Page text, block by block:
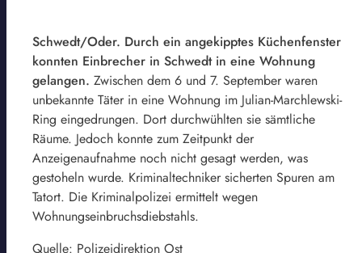
Schwedt/Oder. Durch ein angekipptes Küchenfenster
konnten Einbrecher in Schwedt in eine Wohnung
gelangen. Zwischen dem 6 und 7. September waren
unbekannte Täter in eine Wohnung im Julian-Marchlewski-
Ring eingedrungen. Dort durchwühlten sie sämtliche
Räume. Jedoch konnte zum Zeitpunkt der
Anzeigenaufnahme noch nicht gesagt werden, was
gestoheln wurde. Kriminaltechniker sicherten Spuren am
Tatort. Die Kriminalpolizei ermittelt wegen
Wohnungseinbruchsdiebstahls.
Quelle: Polizeidirektion Ost